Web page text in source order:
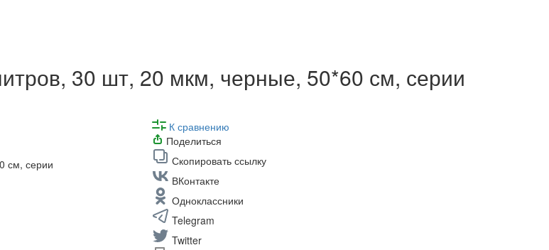
30 шт, 20 мкм, черные, 50*60 см, серии
К сравнению
Поделиться
Скопировать ссылку
ВКонтакте
Одноклассники
Telegram
Twitter